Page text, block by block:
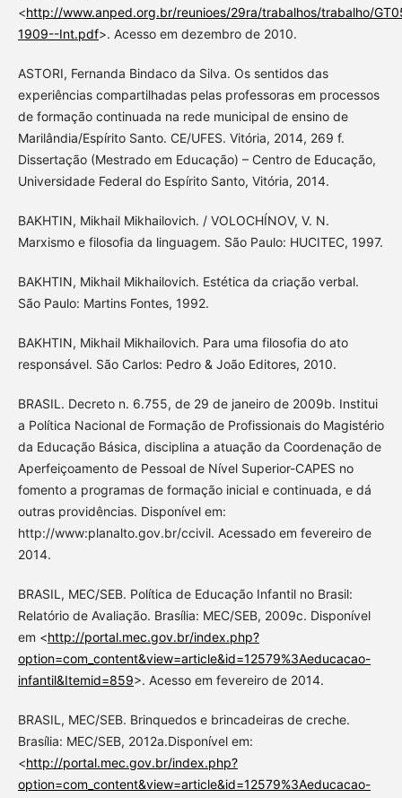
<http://www.anped.org.br/reunioes/29ra/trabalhos/trabalho/
1909--Int.pdf>. Acesso em dezembro de 2010.
ASTORI, Fernanda Bindaco da Silva. Os sentidos das
experiências compartilhadas pelas professoras em processos
de formação continuada na rede municipal de ensino de
Marilândia/Espírito Santo. CE/UFES. Vitória, 2014, 269 f.
Dissertação (Mestrado em Educação) – Centro de Educação,
Universidade Federal do Espírito Santo, Vitória, 2014.
BAKHTIN, Mikhail Mikhailovich. / VOLOCHÍNOV, V. N.
Marxismo e filosofia da linguagem. São Paulo: HUCITEC, 1997.
BAKHTIN, Mikhail Mikhailovich. Estética da criação verbal.
São Paulo: Martins Fontes, 1992.
BAKHTIN, Mikhail Mikhailovich. Para uma filosofia do ato
responsável. São Carlos: Pedro & João Editores, 2010.
BRASIL. Decreto n. 6.755, de 29 de janeiro de 2009b. Institui
a Política Nacional de Formação de Profissionais do Magistério
da Educação Básica, disciplina a atuação da Coordenação de
Aperfeiçoamento de Pessoal de Nível Superior-CAPES no
fomento a programas de formação inicial e continuada, e dá
outras providências. Disponível em:
http://www:planalto.gov.br/ccivil. Acessado em fevereiro de
2014.
BRASIL, MEC/SEB. Política de Educação Infantil no Brasil:
Relatório de Avaliação. Brasília: MEC/SEB, 2009c. Disponível
em <http://portal.mec.gov.br/index.php?
option=com_content&view=article&id=12579%3Aeducacao-
infantil&Itemid=859>. Acesso em fevereiro de 2014.
BRASIL, MEC/SEB. Brinquedos e brincadeiras de creche.
Brasília: MEC/SEB, 2012a.Disponível em:
<http://portal.mec.gov.br/index.php?
option=com_content&view=article&id=12579%3Aeducacao-